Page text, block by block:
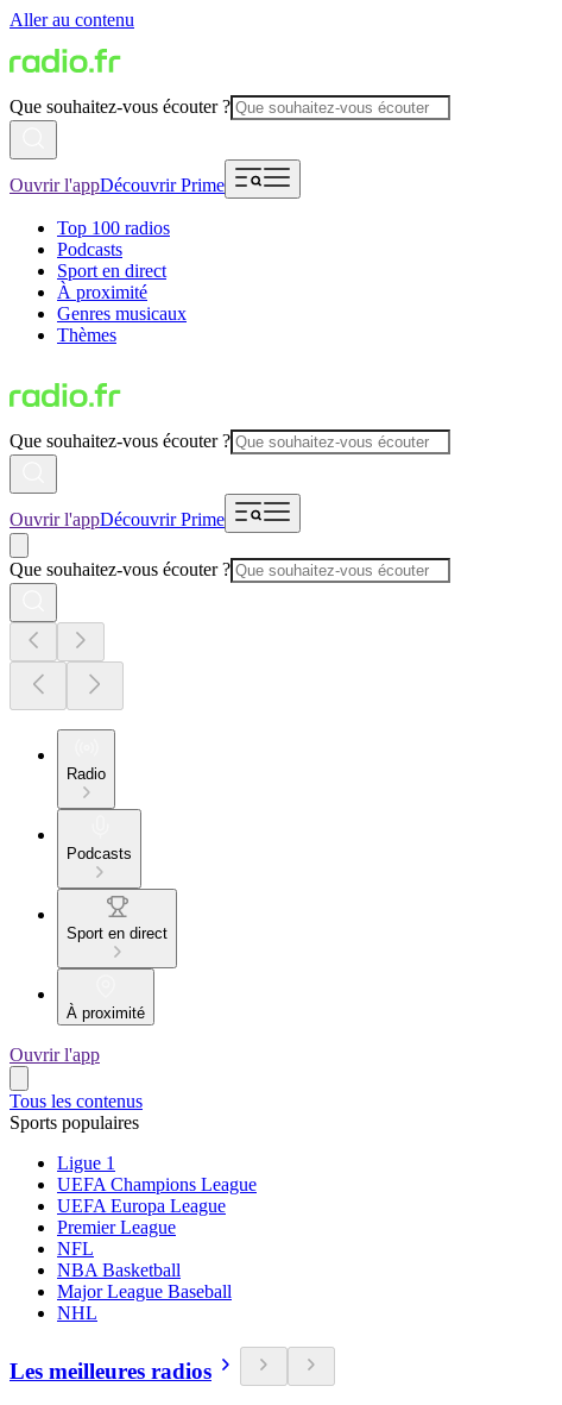
Aller au contenu
Que souhaitez-vous écouter ?
Ouvrir l'appDécouvrir Prime
Top 100 radios
Podcasts
Sport en direct
À proximité
Genres musicaux
Thèmes
Que souhaitez-vous écouter ?
Ouvrir l'appDécouvrir Prime
Que souhaitez-vous écouter ?
Radio
Podcasts
Sport en direct
À proximité
Ouvrir l'app
Tous les contenus
Sports populaires
Ligue 1
UEFA Champions League
UEFA Europa League
Premier League
NFL
NBA Basketball
Major League Baseball
NHL
Les meilleures radios